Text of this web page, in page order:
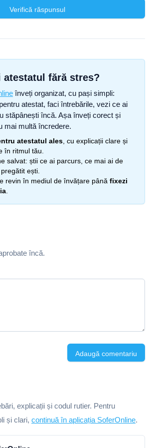
Verifică răspunsul
atestatul fără stres?
înveți organizat, cu pași simpli:
atestat, faci întrebările, vezi ce ai
stăpânești încă. Așa înveți corect și
mai multă încredere.
atestatul ales , cu explicații clare și
în ritmul tău.
salvat: știi ce ai parcurs, ce mai ai de
ești.
revin în mediul de învățare până fixezi
încă.
Adaugă comentariu
explicații și codul rutier. Pentru
și clari, continuă în aplicația SoferOnline.